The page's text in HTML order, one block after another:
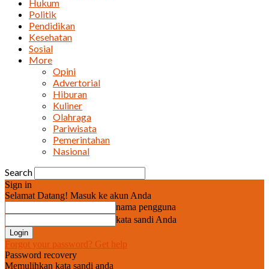
Hukum
Politik
Pendidikan
Kesehatan
Sosial
More
Opini
Advertorial
Hiburan
Kuliner
Olahraga
Pariwisata
Pemerintahan
Nasional
Search
Sign in
Selamat Datang! Masuk ke akun Anda
nama pengguna
kata sandi Anda
Forgot your password? Get help
Password recovery
Memulihkan kata sandi anda